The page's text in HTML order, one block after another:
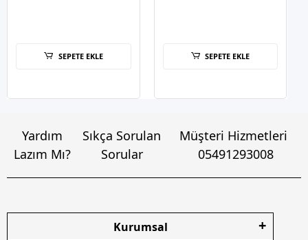
SEPETE EKLE SEPETE EKLE
Yardım
Lazım Mı?
Sıkça Sorulan
Sorular
Müşteri Hizmetleri
05491293008
Kurumsal